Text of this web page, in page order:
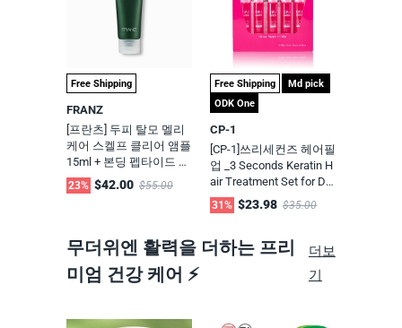
Free Shipping
FRANZ
[프란츠] 두피 탈모 멜리
케어 스켈프 클리어 앰플
15ml + 본딩 펩타이드 노
워시 트리트먼트 120ml
23% $42.00 $55.00
Free Shipping
Md pick
ODK One
CP-1
[CP-1]쓰리세컨즈 헤어필
업 _3 Seconds Keratin H
air Treatment Set for Dry
Damaged hair, Protein M
ask, Salon quality self h
DK Direct(주문당일출
31% $23.98 $35.00
무더위엔 활력을 더하는 프리
미엄 건강 케어 ⚡
더보
기